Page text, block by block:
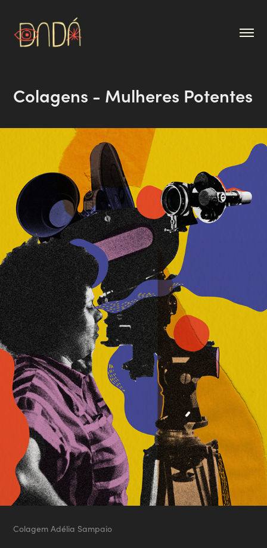
Colagens - Mulheres Potentes
ColagemAdélia Sampaio